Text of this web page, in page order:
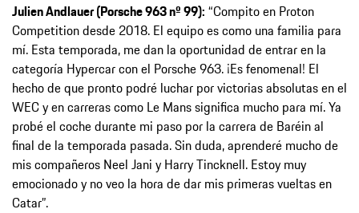
Julien Andlauer (Porsche 963 nº 99): “Compito en Proton
Competition desde 2018. El equipo es como una familia para
mí. Esta temporada, me dan la oportunidad de entrar en la
categoría Hypercar con el Porsche 963. ¡Es fenomenal! El
hecho de que pronto podré luchar por victorias absolutas en el
WEC y en carreras como Le Mans significa mucho para mí. Ya
probé el coche durante mi paso por la carrera de Baréin al
final de la temporada pasada. Sin duda, aprenderé mucho de
mis compañeros Neel Jani y Harry Tincknell. Estoy muy
emocionado y no veo la hora de dar mis primeras vueltas en
Catar”.